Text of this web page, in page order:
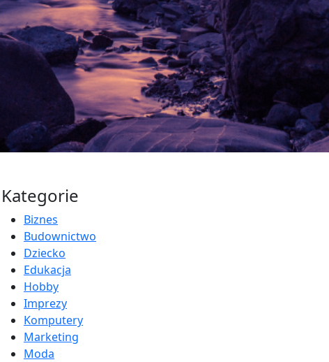
Kategorie
Biznes
Budownictwo
Dziecko
Edukacja
Hobby
Imprezy
Komputery
Marketing
Moda